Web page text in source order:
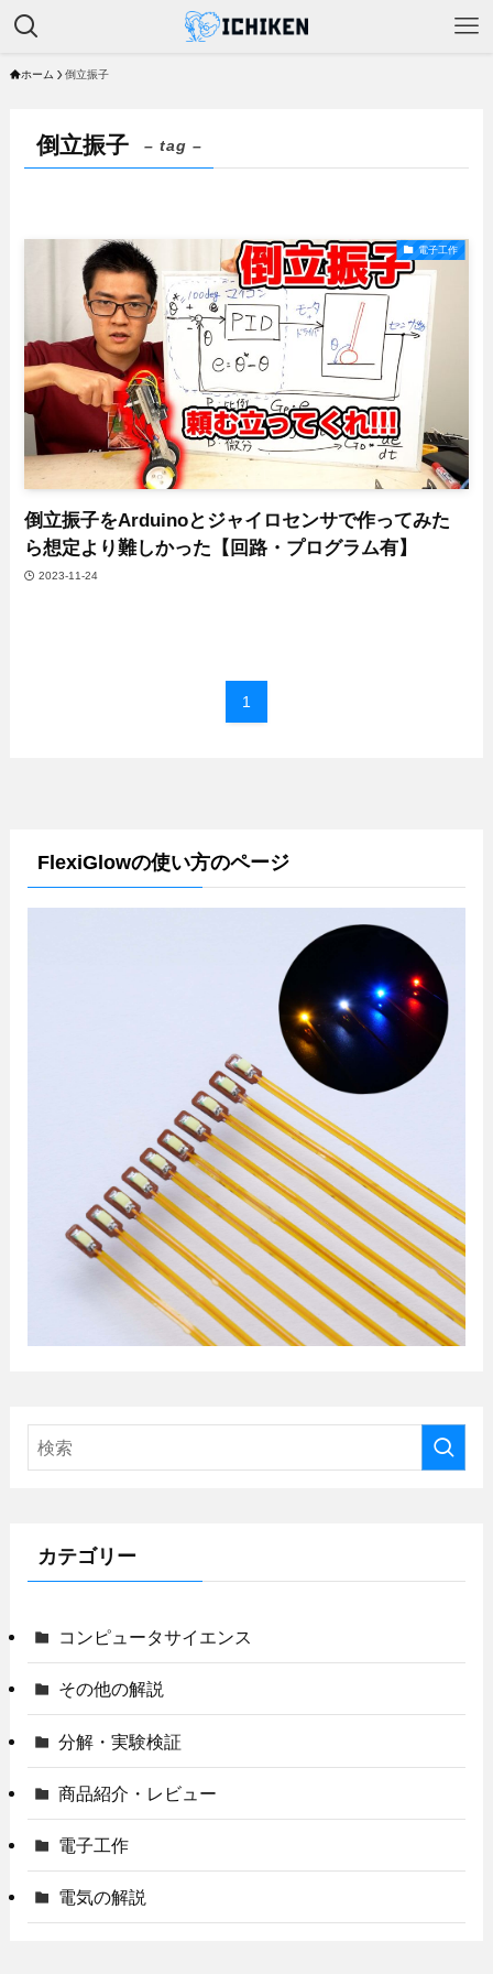
ホーム 倒立振子
倒立振子 – tag –
電子工作
倒立振子をArduinoとジャイロセンサで作ってみた
ら想定より難しかった【回路・プログラム有】
2023-11-24
1
FlexiGlowの使い方のページ
カテゴリー
コンピュータサイエンス
その他の解説
分解・実験検証
商品紹介・レビュー
電子工作
電気の解説